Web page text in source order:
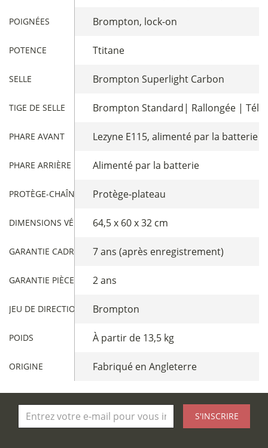
POIGNÉES Brompton, lock-on
POTENCE Ttitane
SELLE Brompton Superlight Carbon
TIGE DE SELLE Brompton Standard| Rallongée |
PHARE AVANT Lezyne E115, alimenté par la batterie
PHARE ARRIÈRE Alimenté par la batterie
PROTÈGE-CHAÎNE Protège-plateau
DIMENSIONS VÉLO PLIÉ64,5 x 60 x 32 cm
GARANTIE CADRE 7 ans (après enregistrement)
GARANTIE PIÈCES 2 ans
JEU DE DIRECTION Brompton
POIDS À partir de 13,5 kg
ORIGINE Fabriqué en Angleterre
S'INSCRIRE